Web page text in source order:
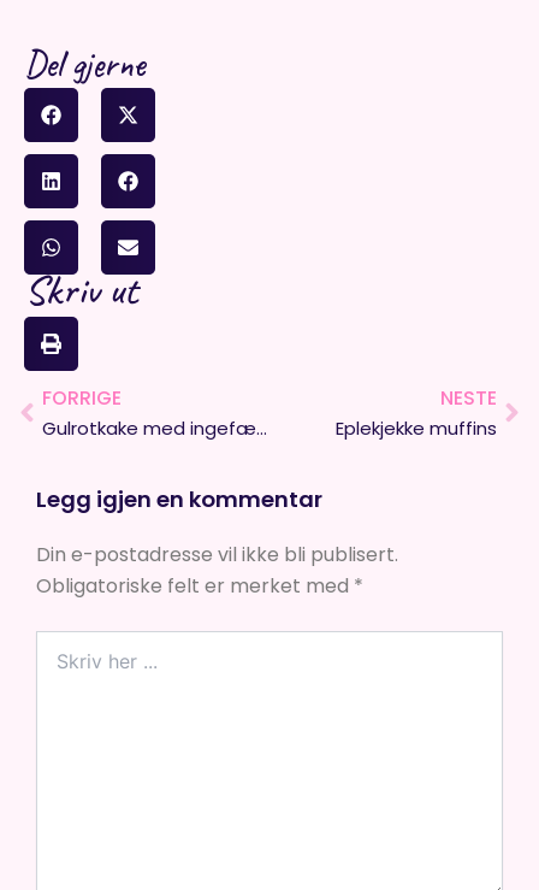
Del gjerne
Skriv ut
Prev
FORRIGE
Gulrotkake med ingefær- og appelsinsirup
NESTE
Eplekjekke muffins
Legg igjen en kommentar
Din e-postadresse vil ikke bli publisert.
Obligatoriske felt er merket med *
her